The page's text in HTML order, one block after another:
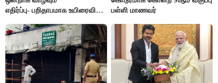
எதிர்ப்பு- பறிதாபமாக உயிரைவிட்ட
பள்ளி மாணவர்